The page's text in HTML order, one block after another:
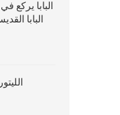
البابا يركع
البابا